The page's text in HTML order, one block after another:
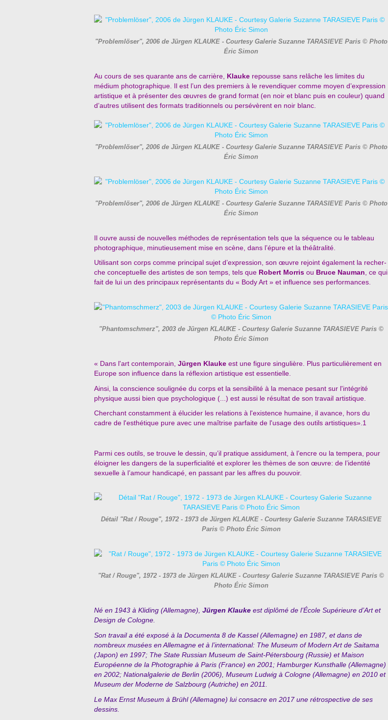
"Problemlöser", 2006 de Jürgen KLAUKE - Courtesy Galerie Suzanne TARASIEVE Paris © Photo
Éric Simon
Au cours de ses quarante ans de carrière, Klauke repousse sans relâche les limites du
médium photographique. Il est l’un des premiers à le revendiquer comme moyen d’expression
artistique et à présenter des œuvres de grand format (en noir et blanc puis en couleur) quand
d’autres utilisent des formats traditionnels ou persévèrent en noir blanc.
"Problemlöser", 2006 de Jürgen KLAUKE - Courtesy Galerie Suzanne TARASIEVE Paris © Photo
Éric Simon
"Problemlöser", 2006 de Jürgen KLAUKE - Courtesy Galerie Suzanne TARASIEVE Paris © Photo
Éric Simon
Il ouvre aussi de nouvelles méthodes de représentation tels que la séquence ou le tableau
photographique, minutieusement mise en scène, dans l’épure et la théâtralité.
Utilisant son corps comme principal sujet d’expression, son œuvre rejoint également la recher-
che conceptuelle des artistes de son temps, tels que Robert Morris ou Bruce Nauman, ce qui
fait de lui un des principaux représentants du « Body Art » et influence ses performances.
"Phantomschmerz", 2003 de Jürgen KLAUKE - Courtesy Galerie Suzanne TARASIEVE Paris ©
Photo Éric Simon
« Dans l'art contemporain, Jürgen Klauke est une figure singulière. Plus particulièrement en
Europe son influence dans la réflexion artistique est essentielle.
Ainsi, la conscience soulignée du corps et la sensibilité à la menace pesant sur l'intégrité
physique aussi bien que psychologique (...) est aussi le résultat de son travail artistique.
Cherchant constamment à élucider les relations à l'existence humaine, il avance, hors du
cadre de l'esthétique pure avec une maîtrise parfaite de l'usage des outils artistiques».1
Parmi ces outils, se trouve le dessin, qu’il pratique assidument, à l’encre ou la tempera, pour
éloigner les dangers de la superficialité et explorer les thèmes de son œuvre: de l’identité
sexuelle à l’amour handicapé, en passant par les affres du pouvoir.
Détail "Rat / Rouge", 1972 - 1973 de Jürgen KLAUKE - Courtesy Galerie Suzanne TARASIEVE
Paris © Photo Éric Simon
"Rat / Rouge", 1972 - 1973 de Jürgen KLAUKE - Courtesy Galerie Suzanne TARASIEVE Paris ©
Photo Éric Simon
Né en 1943 à Kliding (Allemagne), Jürgen Klauke est diplômé de l’École Supérieure d’Art et
Design de Cologne.
Son travail a été exposé à la Documenta 8 de Kassel (Allemagne) en 1987, et dans de
nombreux musées en Allemagne et à l’international: The Museum of Modern Art de Saitama
(Japon) en 1997; The State Russian Museum de Saint-Pétersbourg (Russie) et Maison
Européenne de la Photographie à Paris (France) en 2001; Hamburger Kunsthalle (Allemagne)
en 2002; Nationalgalerie de Berlin (2006), Museum Ludwig à Cologne (Allemagne) en 2010 et
Museum der Moderne de Salzbourg (Autriche) en 2011.
Le Max Ernst Museum à Brühl (Allemagne) lui consacre en 2017 une rétrospective de ses
dessins.